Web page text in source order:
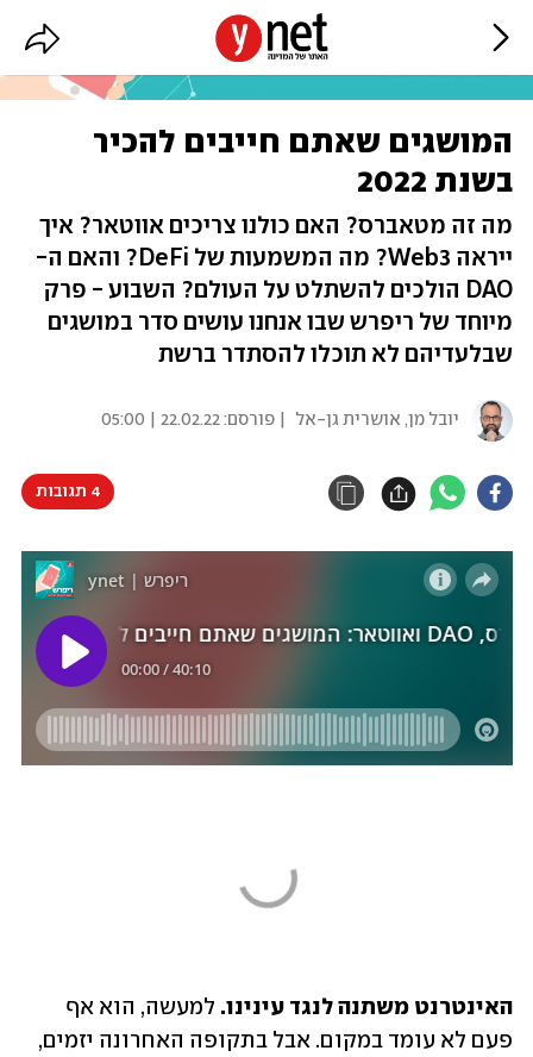
המושגים שאתם חייבים להכיר
בשנת 2022
מה זה מטאברס? האם כולנו צריכים אווטאר? איך
ייראה Web3? מה המשמעות של DeFi? והאם ה-
DAO הולכים להשתלט על העולם? השבוע - פרק
מיוחד של ריפרש שבו אנחנו עושים סדר במושגים
שבלעדיהם לא תוכלו להסתדר ברשת
יובל מן, אושרית גן-אל | פורסם:22.02.22 | 05:00
4 תגובות
האינטרנט משתנה לנגד עינינו.